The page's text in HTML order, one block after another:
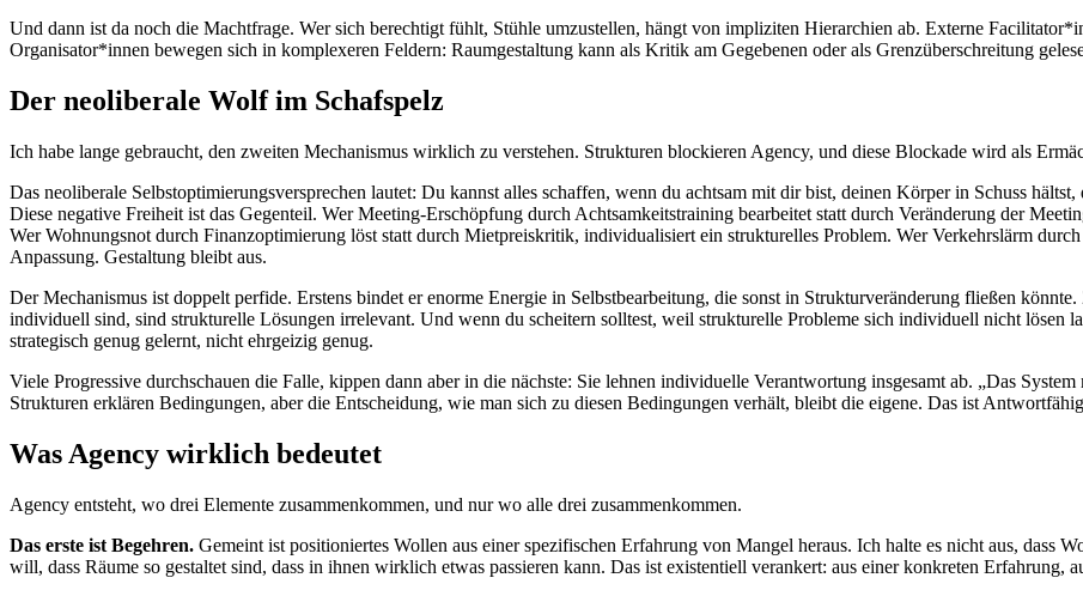
Und dann ist da noch die Machtfrage. Wer sich berechtigt fühlt, Stühle umzustellen, hängt von impliziten Hierarchien ab. Externe
Organisator*innen bewegen sich in komplexeren Feldern: Raumgestaltung kann als Kritik am Gegebenen oder als Grenzüberschreitung
Der neoliberale Wolf im Schafspelz
Ich habe lange gebraucht, den zweiten Mechanismus wirklich zu verstehen. Strukturen blockieren Agency, und diese Blockade wird als
Das neoliberale Selbstoptimierungsversprechen lautet: Du kannst alles schaffen, wenn du achtsam mit dir bist, deinen Körper in Schuss
Diese negative Freiheit ist das Gegenteil. Wer Meeting-Erschöpfung durch Achtsamkeitstraining bearbeitet statt durch Veränderung der
Wer Wohnungsnot durch Finanzoptimierung löst statt durch Mietpreiskritik, individualisiert ein strukturelles Problem. Wer Verkehrslärm
Anpassung. Gestaltung bleibt aus.
Der Mechanismus ist doppelt perfide. Erstens bindet er enorme Energie in Selbstbearbeitung, die sonst in Strukturveränderung fließen
individuell sind, sind strukturelle Lösungen irrelevant. Und wenn du scheitern solltest, weil strukturelle Probleme sich individuell nicht lösen
strategisch genug gelernt, nicht ehrgeizig genug.
Viele Progressive durchschauen die Falle, kippen dann aber in die nächste: Sie lehnen individuelle Verantwortung insgesamt ab. „Das
Strukturen erklären Bedingungen, aber die Entscheidung, wie man sich zu diesen Bedingungen verhält, bleibt die eigene. Das ist
Was Agency wirklich bedeutet
Agency entsteht, wo drei Elemente zusammenkommen, und nur wo alle drei zusammenkommen.
Das erste ist Begehren. Gemeint ist positioniertes Wollen aus einer spezifischen Erfahrung von Mangel heraus. Ich halte es nicht aus, dass
will, dass Räume so gestaltet sind, dass in ihnen wirklich etwas passieren kann. Das ist existentiell verankert: aus einer konkreten Erfahrung,